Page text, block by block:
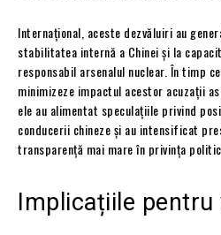
Internațional, aceste dezvăluiri au
stabilitatea internă a Chinei și la
responsabil arsenalul nuclear. În timp
minimizeze impactul acestor acuzații
ele au alimentat speculațiile privind
conducerii chineze și au intensificat
transparență mai mare în privința
Implicațiile pentru